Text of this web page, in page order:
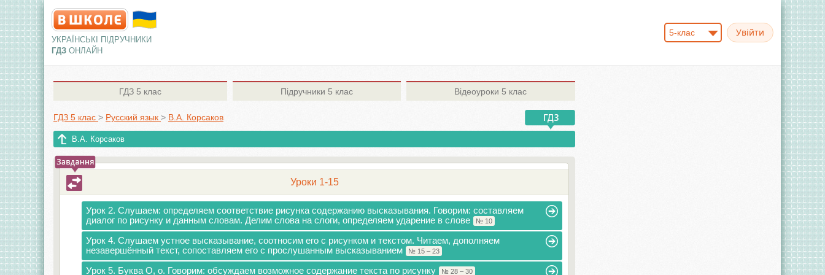
УКРАЇНСЬКІ ПІДРУЧНИКИ
ГДЗ ОНЛАЙН
5-клас
ГДЗ 5 клас Підручники 5 клас Відеоуроки 5 клас
ГДЗ 5 клас > Русский язык > В.А. Корсаков
В.А. Корсаков
Уроки 1-15
Урок 2. Слушаем: определяем соответствие рисунка содержанию высказывания. Говорим: составляем
диалог по рисунку и данным словам. Делим слова на слоги, определяем ударение в слове
№ 10
Урок 4. Слушаем устное высказывание, соотносим его с рисунком и текстом. Читаем, дополняем
незавершённый текст, сопоставляем его с прослушанным высказыванием
№ 15 – 23
Урок 5. Буква О, о. Говорим: обсуждаем возможное содержание текста по рисунку № 28 – 30